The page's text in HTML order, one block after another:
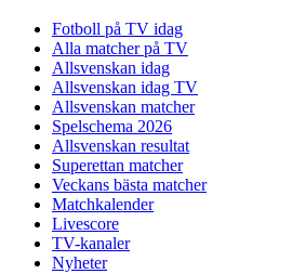
Fotboll på TV idag
Alla matcher på TV
Allsvenskan idag
Allsvenskan idag TV
Allsvenskan matcher
Spelschema 2026
Allsvenskan resultat
Superettan matcher
Veckans bästa matcher
Matchkalender
Livescore
TV-kanaler
Nyheter